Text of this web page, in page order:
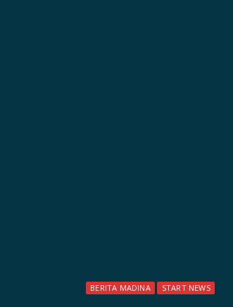
BERITA MADINA START NEWS